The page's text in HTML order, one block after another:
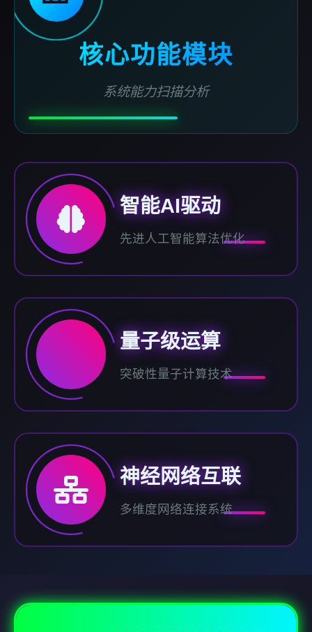
核心功能模块
系统能力扫描分析
智能AI驱动
先进人工智能算法优化
量子级运算
突破性量子计算技术
神经网络互联
多维度网络连接系统